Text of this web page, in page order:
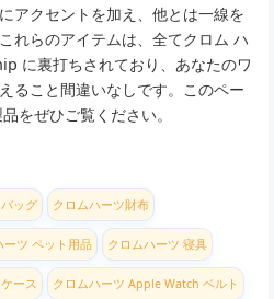
アクセントを加え、他とは一線を
れらのアイテムは、全てクロム ハ
に裏打ちされており、あなたのワ
ること間違いなしです。このペー
をぜひご覧ください。
ッグ クロムハーツ財布
ーツ ペット用品 クロムハーツ 寝具
ース クロムハーツ Apple Watch ベルト